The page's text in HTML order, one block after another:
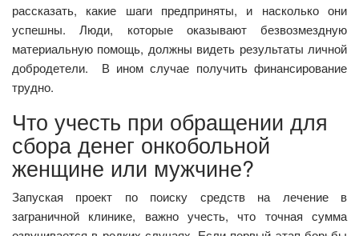
рассказать, какие шаги предприняты, и насколько они
успешны. Люди, которые оказывают безвозмездную
материальную помощь, должны видеть результаты личной
добродетели. В ином случае получить финансирование
трудно.
Что учесть при обращении для
сбора денег онкобольной
женщине или мужчине?
Запуская проект по поиску средств на лечение в
заграничной клинике, важно учесть, что точная сумма